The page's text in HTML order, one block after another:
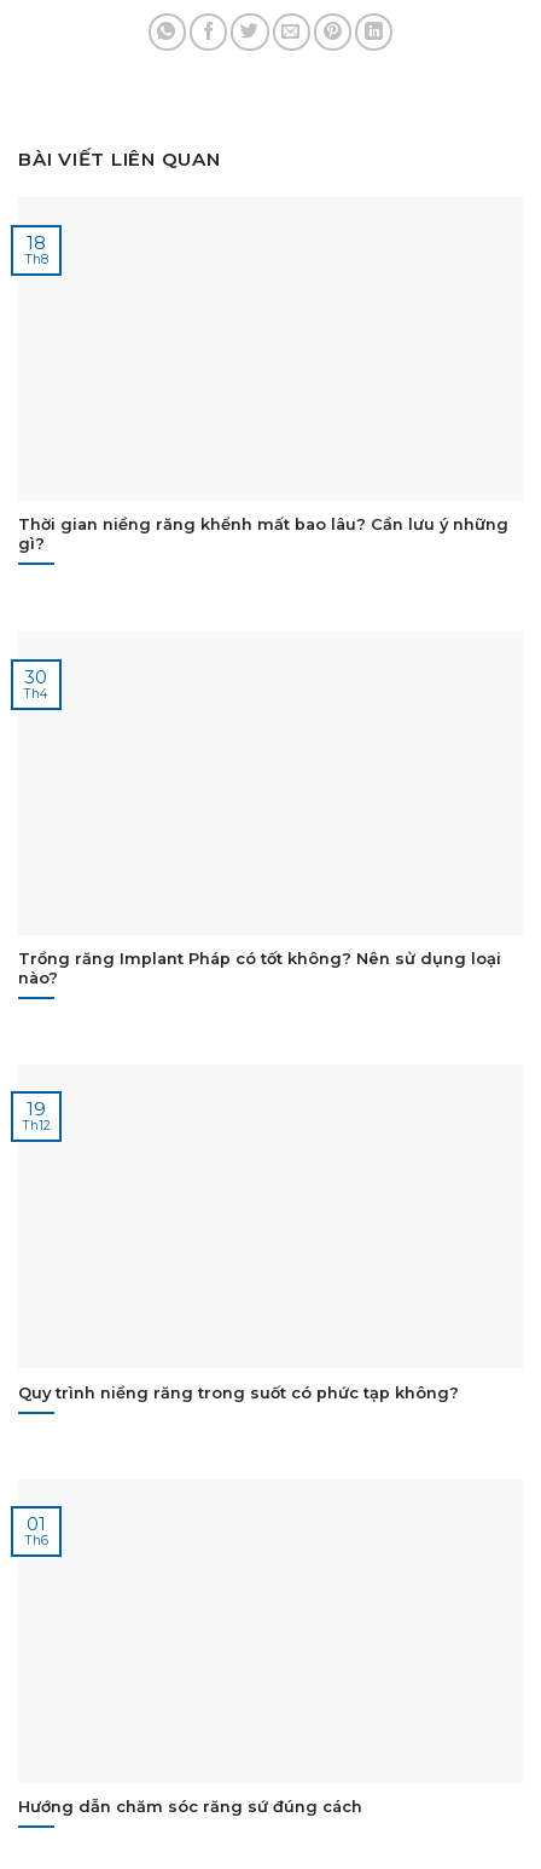
BÀI VIẾT LIÊN QUAN
Thời gian niềng răng khểnh mất bao lâu? Cần lưu ý những
gì?
18
Th8
Trồng răng Implant Pháp có tốt không? Nên sử dụng loại
nào?
30
Th4
Quy trình niềng răng trong suốt có phức tạp không?
19
Th12
Hướng dẫn chăm sóc răng sứ đúng cách
01
Th6